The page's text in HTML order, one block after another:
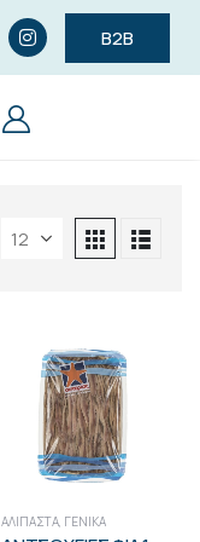
B2B
ΑΛΊΠΑΣΤΑ, ΓΕΝΙΚΑ